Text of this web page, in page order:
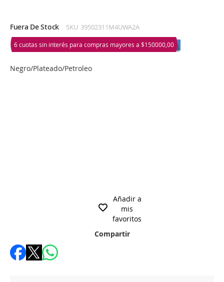
Fuera De Stock SKU 39502311M4UWA2A
6 cuotas sin interés para compras mayores a $150000,00
Negro/Plateado/Petroleo
Añadir a
mis
favoritos
Compartir